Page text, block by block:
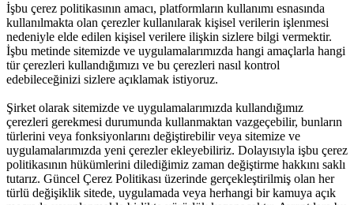
İşbu çerez politikasının amacı, platformların kullanımı esnasında
kullanılmakta olan çerezler kullanılarak kişisel verilerin işlenmesi
nedeniyle elde edilen kişisel verilere ilişkin sizlere bilgi vermektir.
İşbu metinde sitemizde ve uygulamalarımızda hangi amaçlarla hangi
tür çerezleri kullandığımızı ve bu çerezleri nasıl kontrol
edebileceğinizi sizlere açıklamak istiyoruz.
Şirket olarak sitemizde ve uygulamalarımızda kullandığımız
çerezleri gerekmesi durumunda kullanmaktan vazgeçebilir, bunların
türlerini veya fonksiyonlarını değiştirebilir veya sitemize ve
uygulamalarımızda yeni çerezler ekleyebiliriz. Dolayısıyla işbu çerez
politikasının hükümlerini dilediğimiz zaman değiştirme hakkını saklı
tutarız. Güncel Çerez Politikası üzerinde gerçekleştirilmiş olan her
türlü değişiklik sitede, uygulamada veya herhangi bir kamuya açık